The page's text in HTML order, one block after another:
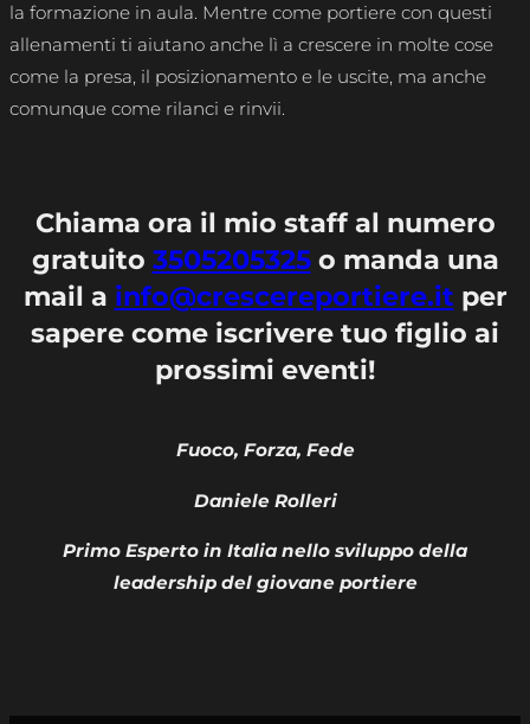
la formazione in aula. Mentre come portiere con questi
allenamenti ti aiutano anche lì a crescere in molte cose
come la presa, il posizionamento e le uscite, ma anche
comunque come rilanci e rinvii.
Chiama ora il mio staff al numero
gratuito 3505205325o manda una
mail a info@crescereportiere.itper
sapere come iscrivere tuo figlio ai
prossimi eventi!
Fuoco, Forza, Fede
Daniele Rolleri
Primo Esperto in Italia nello sviluppo della
leadership del giovane portiere